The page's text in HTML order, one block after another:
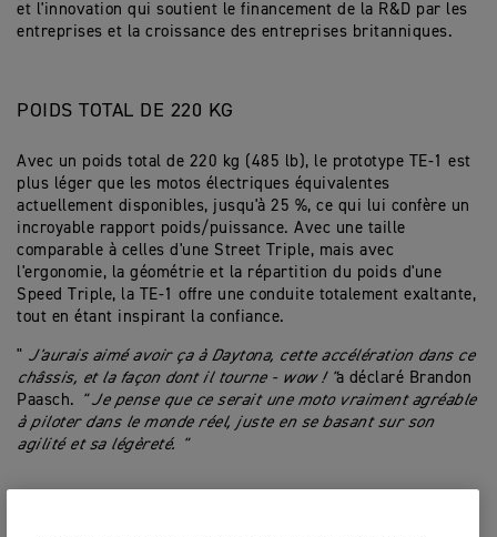
et l'innovation qui soutient le financement de la R&D par les
entreprises et la croissance des entreprises britanniques.
POIDS TOTAL DE 220 KG
Avec un poids total de 220 kg (485 lb), le prototype TE-1 est
plus léger que les motos électriques équivalentes
actuellement disponibles, jusqu'à 25 %, ce qui lui confère un
incroyable rapport poids/puissance. Avec une taille
comparable à celles d'une Street Triple, mais avec
l'ergonomie, la géométrie et la répartition du poids d'une
Speed Triple, la TE-1 offre une conduite totalement exaltante,
tout en étant inspirant la confiance.
" J'aurais aimé avoir ça à Daytona, cette accélération dans ce
châssis, et la façon dont il tourne - wow ! "a déclaré Brandon
Paasch. " Je pense que ce serait une moto vraiment agréable
à piloter dans le monde réel, juste en se basant sur son
agilité et sa légèreté. "